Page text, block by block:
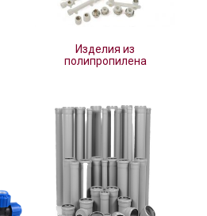
Изделия из
полипропилена